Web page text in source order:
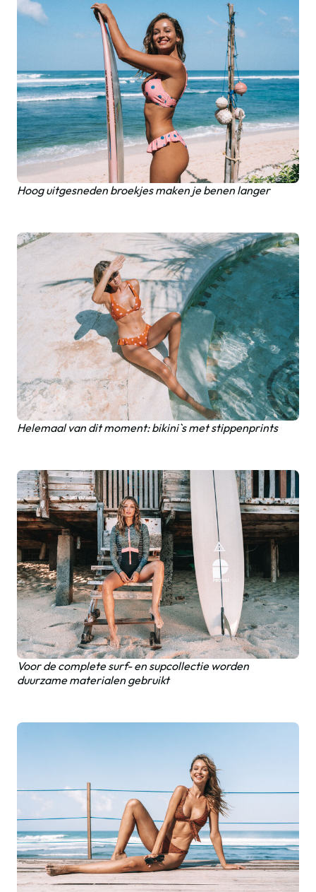
Hoog uitgesneden broekjes maken je benen langer
Helemaal van dit moment: bikini`s met stippenprints
Voor de complete surf- en supcollectie worden
duurzame materialen gebruikt